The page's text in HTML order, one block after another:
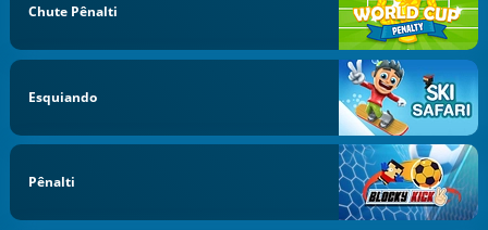
Chute Pênalti
Esquiando
Pênalti